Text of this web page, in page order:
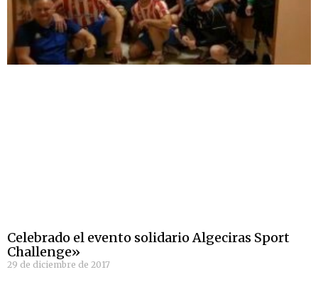
Celebrado el evento solidario Algeciras Sport
Challenge»
29 de diciembre de 2017